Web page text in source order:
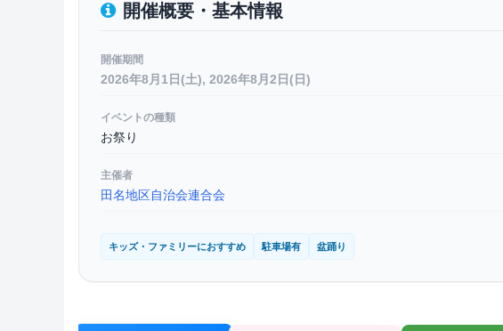
開催概要・基本情報
開催期間
2026年8月1日(土), 2026年8月2日(日)
イベントの種類
お祭り
主催者
田名地区自治会連合会
キッズ・ファミリーにおすすめ 駐車場有 盆踊り